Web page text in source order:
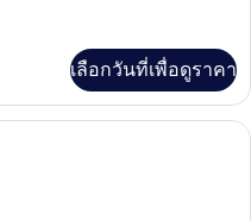
เลือกวันที่เพื่อดูราคา
Deluxe - Vue Montaigne | เค